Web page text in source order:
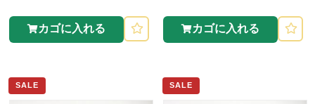
カゴに入れる カゴに入れる
SALE SALE